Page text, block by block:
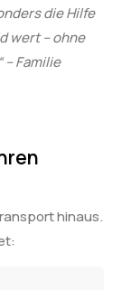
die Hilfe
wert – ohne
Familie
hinaus.